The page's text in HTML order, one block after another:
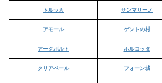
トルッカ サンマリーノ
アモール ゲントの村
アークボルト ホルコッタ
クリアベール フォーン城